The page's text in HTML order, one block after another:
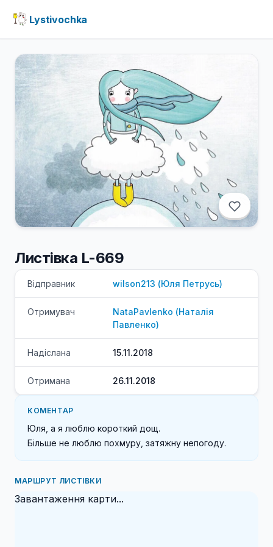
Lystivochka
Листівка L-669
Відправник wilson213 (Юля Петрусь)
Отримувач NataPavlenko (Наталія
Павленко)
Надіслана 15.11.2018
Отримана 26.11.2018
КОМЕНТАР
Юля, а я люблю короткий дощ.
Більше не люблю похмуру, затяжну непогоду.
МАРШРУТ ЛИСТІВКИ
Завантаження карти...